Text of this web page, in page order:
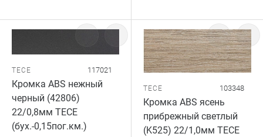
TECE 117021
Кромка ABS нежный
черный (42806)
22/0,8мм TECE
(бух.-0,15пог.км.)
TECE 103348
Кромка ABS ясень
прибрежный светлый
(K525) 22/1,0мм TECE